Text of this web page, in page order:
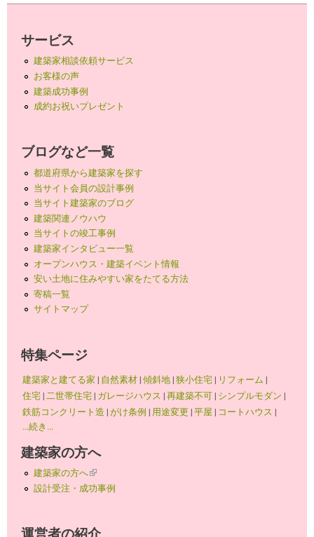
サービス
建築家相談依頼サービス
お客様の声
建築成功事例
成約お祝いプレゼント
ブログなど一覧
都道府県から建築家を探す
当サイト会員の設計事例
当サイト建築家のブログ
建築関連ノウハウ
当サイトの竣工事例
建築家インタビュー一覧
オープンハウス・建築イベント情報
安い土地に住みやすい家をたてる方法
寄稿一覧
サイトマップ
特集ページ
建築家と建てる家 | 自然素材|傾斜地|狭小住宅| リフォーム |
住宅|二世帯住宅| ガレージハウス |再建築不可| シンプルモダン |
鉄筋コンクリート造 |がけ条例 | 用途変更 |平屋 | コートハウス |
...続き...
建築家の方へ
建築家の方へ(link is external)
設計受注・成功事例